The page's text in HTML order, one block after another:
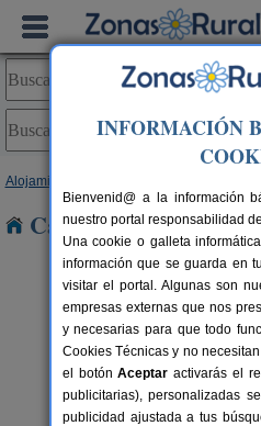
Alojamientos
Casas Rurales cerca
Gorbea Bide
Sarria (Álava)
INFORMACIÓN
Bienvenid@ a la información
nuestro portal responsabilidad de
Una cookie o galleta
información que se guarda en
visitar el portal. Algunas son
empresas externas que nos
y necesarias para que todo
Cookies Técnicas y no
el botónAceptar activarás el
publicitarias), personalizadas
publicidad ajustada a tus